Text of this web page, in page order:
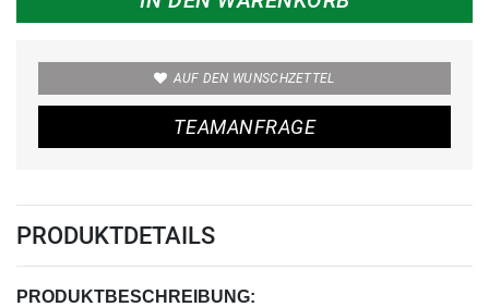
AUF DEN WUNSCHZETTEL
TEAMANFRAGE
PRODUKTDETAILS
PRODUKTBESCHREIBUNG: